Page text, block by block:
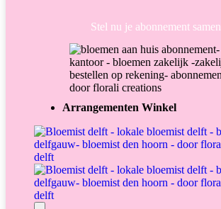
Stel nu je abonnement samen
Arrangementen Winkel